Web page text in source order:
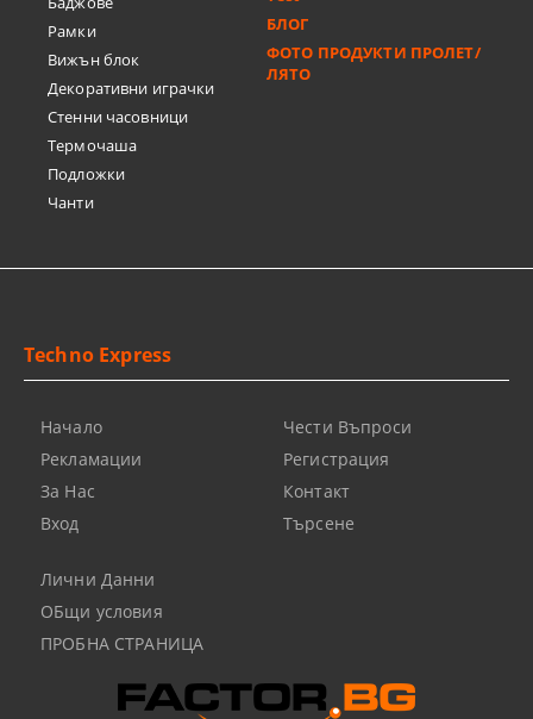
Рамки
Вижън блок
Декоративни играчки
Стенни часовници
Термочашa
Подложки
Чанти
БЛОГ
ФОТО ПРОДУКТИ ПРОЛЕТ/
ЛЯТО
Techno Express
Начало
Рекламации
За Нас
Вход
Чести Въпроси
Регистрация
Контакт
Търсене
Лични Данни
ОБщи условия
ПРОБНА СТРАНИЦА